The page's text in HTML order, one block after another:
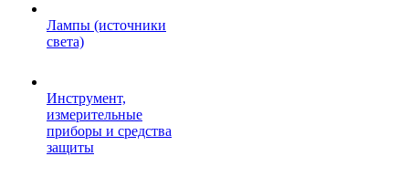
Лампы (источники
света)
Инструмент,
измерительные
приборы и средства
защиты